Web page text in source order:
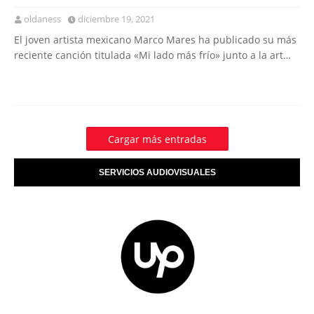
oldaness diciembre 19, 2021
El joven artista mexicano Marco Mares ha publicado su más
reciente canción titulada «Mi lado más frío» junto a la art…
Cargar más entradas
SERVICIOS AUDIOVISUALES